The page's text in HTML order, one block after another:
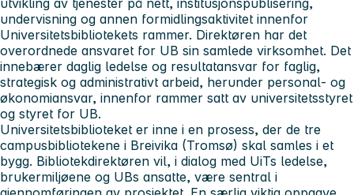
utvikling av tjenester på nett, institusjonspublisering,
undervisning og annen formidlingsaktivitet innenfor
Universitetsbibliotekets rammer. Direktøren har det
overordnede ansvaret for UB sin samlede virksomhet. Det
innebærer daglig ledelse og resultatansvar for faglig,
strategisk og administrativt arbeid, herunder personal- og
økonomiansvar, innenfor rammer satt av universitetsstyret
og styret for UB.
Universitetsbiblioteket er inne i en prosess, der de tre
campusbibliotekene i Breivika (Tromsø) skal samles i et
bygg. Bibliotekdirektøren vil, i dialog med UiTs ledelse,
brukermiljøene og UBs ansatte, være sentral i